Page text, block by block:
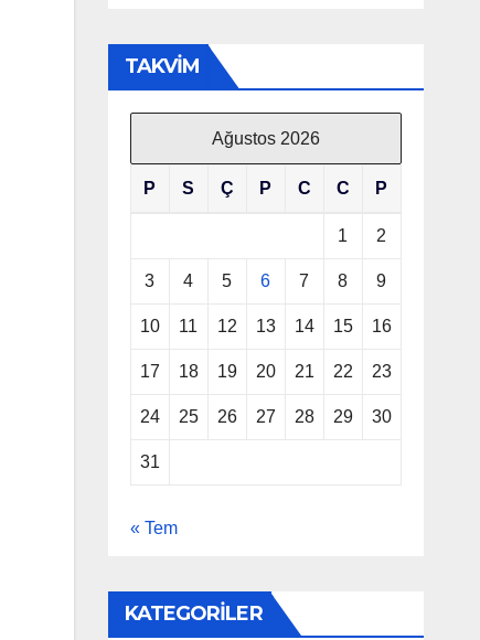
TAKVİM
Ağustos 2026
P S Ç P C C P
1 2
3 4 5 6 7 8 9
10 11 12 13 14 15 16
17 18 19 20 21 22 23
24 25 26 27 28 29 30
31
« Tem
KATEGORİLER